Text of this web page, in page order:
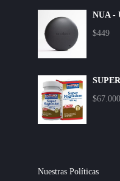
NUA -
$449
$67.000
Nuestras Políticas